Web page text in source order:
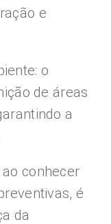
e
o
de áreas
a
conhecer
é
da